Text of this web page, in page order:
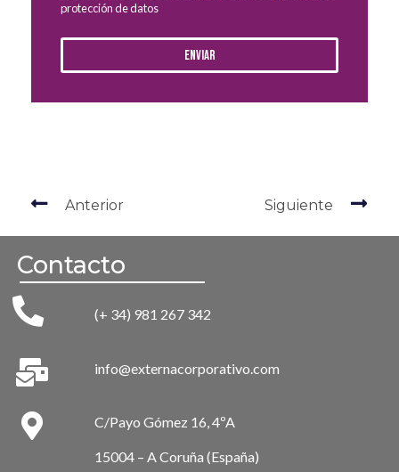
protección de datos
Enviar
Anterior Siguiente
Contacto
(+ 34) 981 267 342
info@externacorporativo.com
C/Payo Gómez 16, 4ºA
15004 – A Coruña (España)